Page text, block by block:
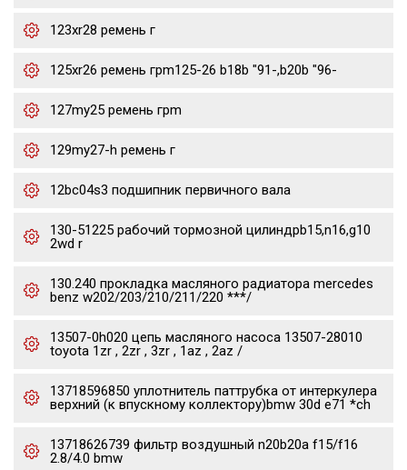
123xr28 ремень г
125xr26 ремень грm125-26 b18b "91-,b20b "96-
127my25 ремень грm
129my27-h ремень г
12bc04s3 подшипник первичного вала
130-51225 рабочий тормозной цилиндрb15,n16,g10
2wd r
130.240 прокладка масляного радиатора mercedes
benz w202/203/210/211/220 ***/
13507-0h020 цепь масляного насоса 13507-28010
toyota 1zr , 2zr , 3zr , 1az , 2az /
13718596850 уплотнитель паттрубка от интеркулера
верхний (к впускному коллектору)bmw 30d e71 *ch
13718626739 фильтр воздушный n20b20a f15/f16
2.8/4.0 bmw